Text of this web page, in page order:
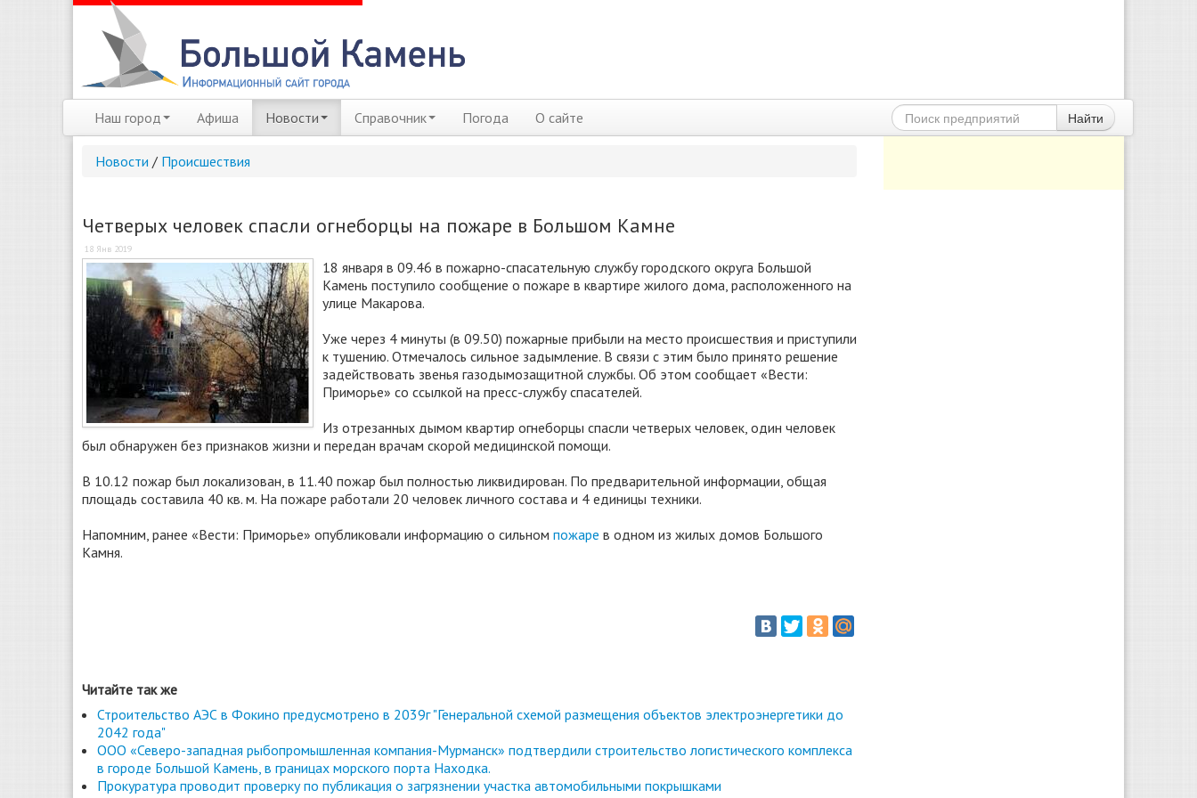
Наш город Афиша Новости Справочник Погода О сайте Найти
Новости / Происшествия
Четверых человек спасли огнеборцы на пожаре в Большом Камне
18 Янв 2019
18 января в 09.46 в пожарно-спасательную службу городского округа Большой
Камень поступило сообщение о пожаре в квартире жилого дома, расположенного на
улице Макарова.
Уже через 4 минуты (в 09.50) пожарные прибыли на место происшествия и приступили
к тушению. Отмечалось сильное задымление. В связи с этим было принято решение
задействовать звенья газодымозащитной службы. Об этом сообщает «Вести:
Приморье» со ссылкой на пресс-службу спасателей.
Из отрезанных дымом квартир огнеборцы спасли четверых человек, один человек
был обнаружен без признаков жизни и передан врачам скорой медицинской помощи.
В 10.12 пожар был локализован, в 11.40 пожар был полностью ликвидирован. По предварительной информации, общая
площадь составила 40 кв. м. На пожаре работали 20 человек личного состава и 4 единицы техники.
Напомним, ранее «Вести: Приморье» опубликовали информацию о сильном пожаре в одном из жилых домов Большого
Камня.
Читайте так же
Строительство АЭС в Фокино предусмотрено в 2039г "Генеральной схемой размещения объектов электроэнергетики до
2042 года"
ООО «Северо-западная рыбопромышленная компания-Мурманск» подтвердили строительство логистического комплекса
в городе Большой Камень, в границах морского порта Находка.
Прокуратура проводит проверку по публикация о загрязнении участка автомобильными покрышками